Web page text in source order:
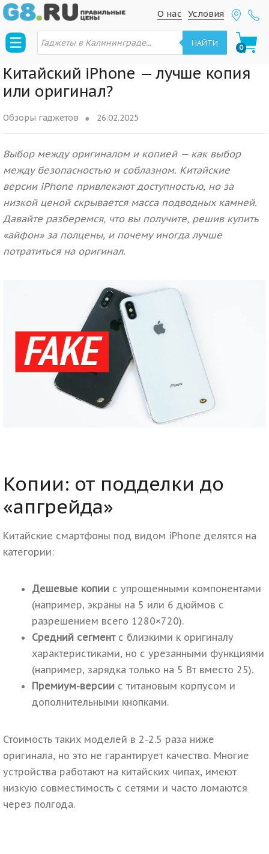
S
k
p
o
n
a
g
a
t
o
n
S
k
p
o
c
o
e
n
t
Условия
О нас
П
о
с
к
т
о
в
а
в
НАЙТИ 0
Китайский iPhone — лучше копия
или оригинал?
Обзоры гаджетов 26.02.2025
Выбор между оригиналом и копией — как выбор
между безопасностью и соблазном. Китайские
версии iPhone привлекают доступностью, но за
низкой ценой скрывается масса подводных камней.
Давайте разберемся, что вы получите, решив купить
«айфон» за полцены, и почему иногда лучше
потратиться на оригинал.
Копии: от подделки до
«апгрейда»
Китайские смартфоны под видом iPhone делятся на
категории:
Дешевые копии с упрощенными компонентами
(например, экраны на 5 или 6 дюймов с
разрешением всего 1280×720).
Средний сегмент с близкими к оригиналу
характеристиками, но с урезанными функциями
(например, зарядка только на 5 Вт вместо 25).
Премиум-версии с титановым корпусом и
дополнительными кнопками.
Стоимость таких моделей в 2-2.5 раза ниже
оригинала, но это не гарантирует качество. Многие
устройства работают на китайских чипах, имеют
низкую совместимость с сетями и часто ломаются
через полгода.